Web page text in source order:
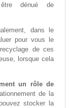
dénué de
dans le
pour vous le
de ces
lorsque cela
un rôle de
de la
stocker la